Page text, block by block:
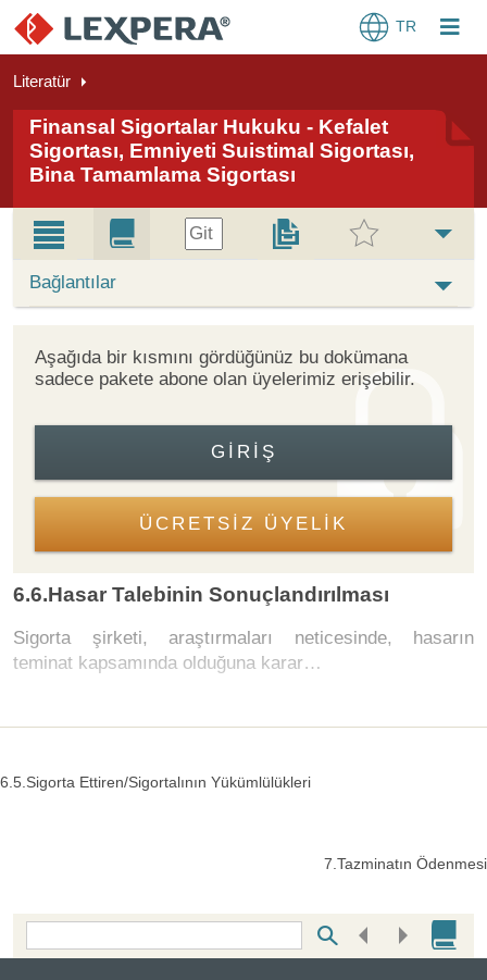
TR
Literatür
Finansal Sigortalar Hukuku - Kefalet
Sigortası, Emniyeti Suistimal Sigortası,
Bina Tamamlama Sigortası
Git
Bağlantılar
Aşağıda bir kısmını gördüğünüz bu dokümana
sadece pakete abone olan üyelerimiz erişebilir.
GIRIŞ
ÜCRETSİZ ÜYELİK
6.6.Hasar Talebinin Sonuçlandırılması
Sigorta şirketi, araştırmaları neticesinde, hasarın
teminat kapsamında olduğuna karar…
6.5.Sigorta Ettiren/Sigortalının Yükümlülükleri
7.Tazminatın Ödenmesi
Bottom Search Toolbar Highlight Text